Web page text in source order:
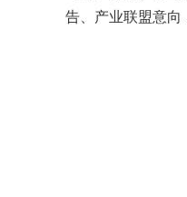
告、产业联盟意向